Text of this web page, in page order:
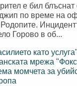
е бил блъснат
по време на
Горово в об...
като
мрежа
момчета за